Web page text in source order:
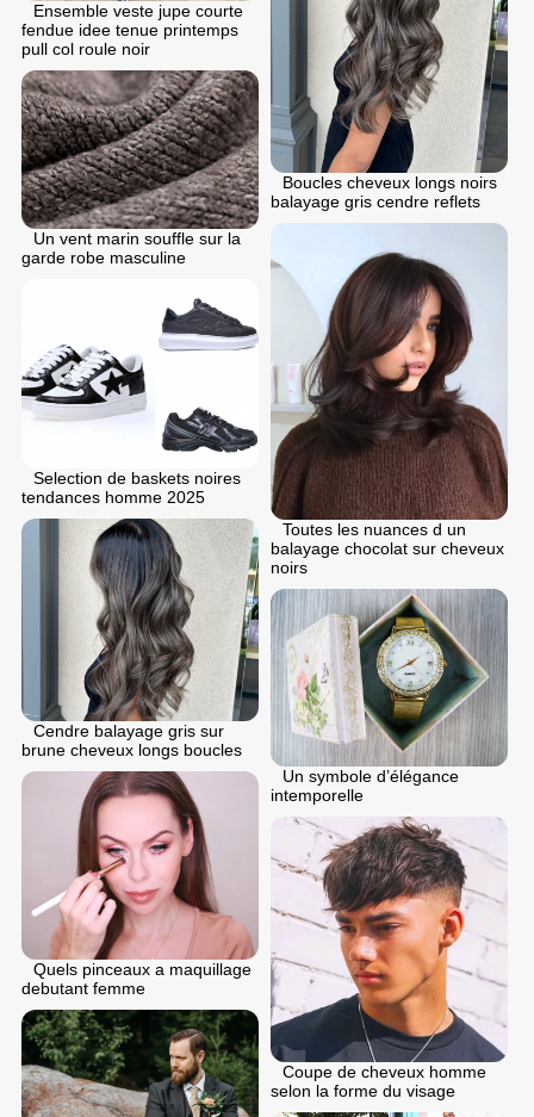
Ensemble veste jupe courte
fendue idee tenue printemps
pull col roule noir
Boucles cheveux longs noirs
balayage gris cendre reflets
Un vent marin souffle sur la
garde robe masculine
Toutes les nuances d un
balayage chocolat sur cheveux
noirs
Selection de baskets noires
tendances homme 2025
Cendre balayage gris sur
brune cheveux longs boucles
Un symbole d’élégance
intemporelle
Quels pinceaux a maquillage
debutant femme
Coupe de cheveux homme
selon la forme du visage